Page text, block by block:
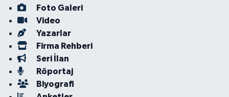
Foto Galeri
Video
Yazarlar
Firma Rehberi
Seri İlan
Röportaj
Biyografi